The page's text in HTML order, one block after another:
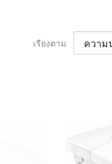
เรียงตาม